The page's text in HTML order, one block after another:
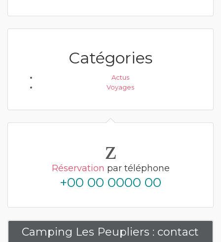
Catégories
Actus
Voyages
Réservation par téléphone
+00 00 0000 00
Camping Les Peupliers : contact